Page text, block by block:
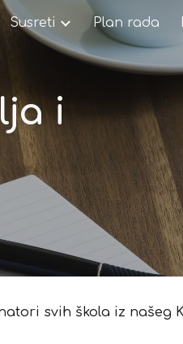
navigation
Susreti Plan rada
i
svih škola iz našeg